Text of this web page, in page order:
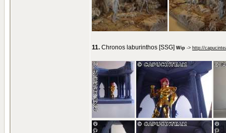
11. Chronos laburinthos [SSG] Wip -> http://